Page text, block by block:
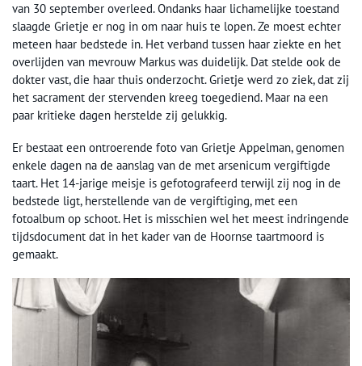
van 30 september overleed. Ondanks haar lichamelijke toestand
slaagde Grietje er nog in om naar huis te lopen. Ze moest echter
meteen haar bedstede in. Het verband tussen haar ziekte en het
overlijden van mevrouw Markus was duidelijk. Dat stelde ook de
dokter vast, die haar thuis onderzocht. Grietje werd zo ziek, dat zij
het sacrament der stervenden kreeg toegediend. Maar na een
paar kritieke dagen herstelde zij gelukkig.
Er bestaat een ontroerende foto van Grietje Appelman, genomen
enkele dagen na de aanslag van de met arsenicum vergiftigde
taart. Het 14-jarige meisje is gefotografeerd terwijl zij nog in de
bedstede ligt, herstellende van de vergiftiging, met een
fotoalbum op schoot. Het is misschien wel het meest indringende
tijdsdocument dat in het kader van de Hoornse taartmoord is
gemaakt.